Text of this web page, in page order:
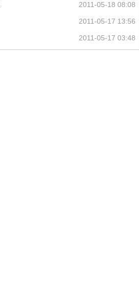
2011-05-18 08:08
2011-05-17 13:56
2011-05-17 03:48